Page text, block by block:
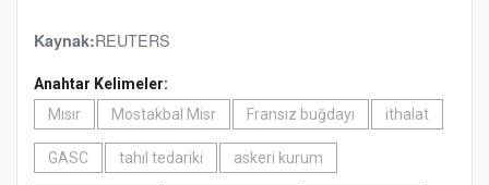
Kaynak:REUTERS
Anahtar Kelimeler:
Mısır
Mostakbal Misr Fransız buğdayı ithalat
GASC tahıl tedariki askeri kurum